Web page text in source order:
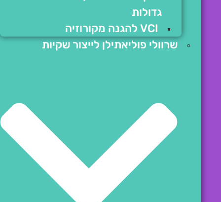
גדולות
VCI להגנה מקורוזיה
שרוולי פוליאתילן לייצור שקיות